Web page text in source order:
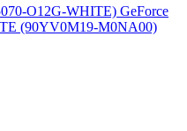
O12G-WHITE) GeForce
(90YV0M19-M0NA00)